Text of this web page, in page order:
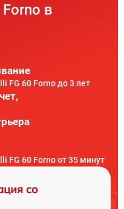
Forno в
FG 60 Forno до 3 лет
FG 60 Forno от 35 минут
со